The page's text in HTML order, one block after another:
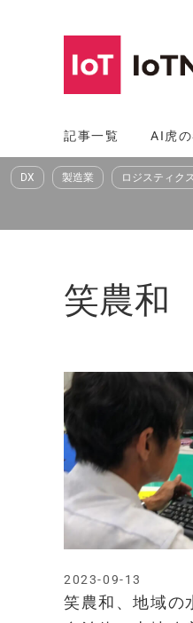
へ
ス
記事一覧 AI虎の
DX 製造業 ロジスティク
笑農和
笑農和、地域の
2023-09-13